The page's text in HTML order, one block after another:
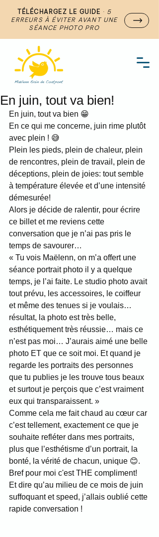
TÉLÉCHARGEZ LE GUIDE · 5
ERREURS À ÉVITER AVANT UNE
SÉANCE PHOTO PRO
En juin, tout va bien!
En juin, tout va bien 😁
En ce qui me concerne, juin rime plutôt
avec plein ! 😅
Plein les pieds, plein de chaleur, plein
de rencontres, plein de travail, plein de
déceptions, plein de joies: tout semble
à température élevée et d’une intensité
démesurée!
Alors je décide de ralentir, pour écrire
ce billet et me reviens cette
conversation que je n’ai pas pris le
temps de savourer…
« Tu vois Maëlenn, on m’a offert une
séance portrait photo il y a quelque
temps, je l’ai faite. Le studio photo avait
tout prévu, les accessoires, le coiffeur
et même des tenues si je voulais…
résultat, la photo est très belle,
esthétiquement très réussie… mais ce
n’est pas moi… J’aurais aimé une belle
photo ET que ce soit moi. Et quand je
regarde les portraits des personnes
que tu publies je les trouve tous beaux
et surtout je perçois que c’est vraiment
eux qui transparaissent. »
Comme cela me fait chaud au cœur car
c’est tellement, exactement ce que je
souhaite refléter dans mes portraits,
plus que l’esthétisme d’un portrait, la
bonté, la vérité de chacun, unique 😊.
Bref pour moi c'est THE compliment!
Et dire qu’au milieu de ce mois de juin
suffoquant et speed, j’allais oublié cette
rapide conversation !